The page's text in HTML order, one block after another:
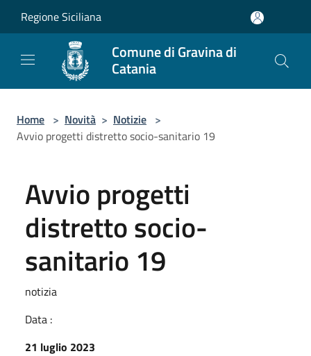
Regione Siciliana
Comune di Gravina di
Catania
Home > Novità > Notizie >
Avvio progetti distretto socio-sanitario 19
Avvio progetti
distretto socio-
sanitario 19
notizia
Data :
21 luglio 2023